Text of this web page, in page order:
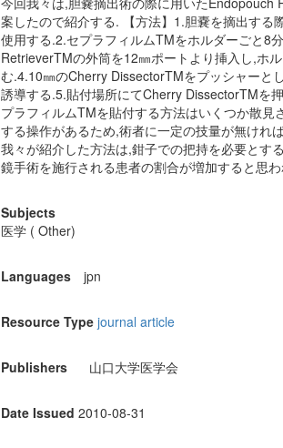
案したので紹介する. 【方法】1.胆嚢を摘出す
使用する.2.セプラフィルムTMをホルダーごと8
RetrieverTMの外筒を12㎜ポートより挿入し,ホ
む.4.10㎜のCherry DissectorTMをプッシャーと
誘導する.5.貼付場所にてCherry DissectorTMを
プラフィルムTMを貼付する方法はいくつか散
する操作があるため,術者に一定の技量が無けれ
我々が紹介した方法は,鉗子での把持を必要とす
鏡手術を施行される患者の割合が増加すると思
Subjects
医学 ( Other)
Languages jpn
Resource Type journal article
Publishers 山口大学医学会
Date Issued 2010-08-31